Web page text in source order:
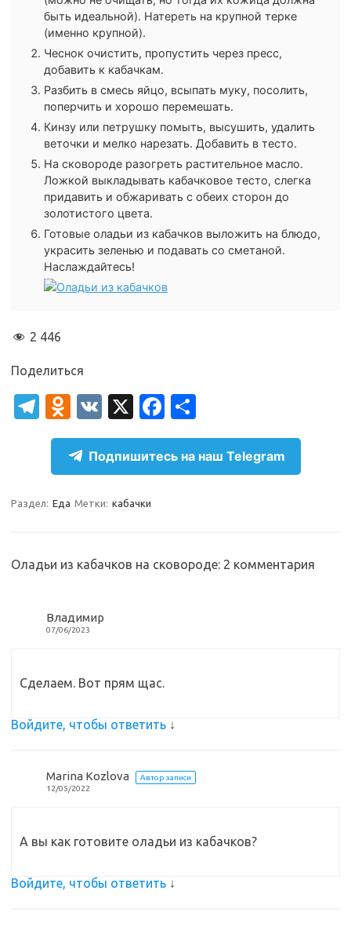
быть идеальной). Натереть на крупной терке
(именно крупной).
Чеснок очистить, пропустить через пресс,
добавить к кабачкам.
Разбить в смесь яйцо, всыпать муку, посолить,
поперчить и хорошо перемешать.
Кинзу или петрушку помыть, высушить, удалить
веточки и мелко нарезать. Добавить в тесто.
На сковороде разогреть растительное масло.
Ложкой выкладывать кабачковое тесто, слегка
придавить и обжаривать с обеих сторон до
золотистого цвета.
Готовые оладьи из кабачков выложить на блюдо,
украсить зеленью и подавать со сметаной.
Наслаждайтесь!
2 446
Поделиться
T
el
gr
a
O
d
n
o
kl
sn
i
V
K
X
Fa
c
e
b
k
т
п
р
и
Подпишитесь на наш Telegram
Раздел: Еда Метки: кабачки
Оладьи из кабачков на сковороде: 2 комментария
Владимир
07/06/2023
Сделаем. Вот прям щас.
Войдите, чтобы ответить ↓
Marina Kozlova
Автор записи
12/05/2022
А вы как готовите оладьи из кабачков?
Войдите, чтобы ответить ↓